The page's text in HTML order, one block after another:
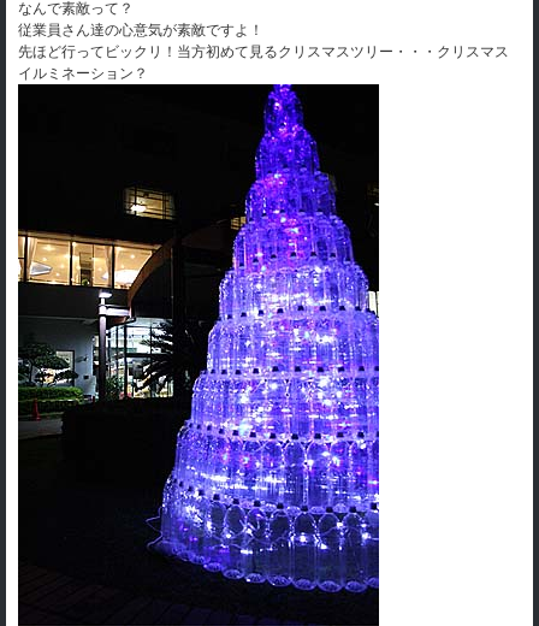
なんで素敵って？
従業員さん達の心意気が素敵ですよ！
先ほど行ってビックリ！当方初めて見るクリスマスツリー・・・クリスマス
イルミネーション？